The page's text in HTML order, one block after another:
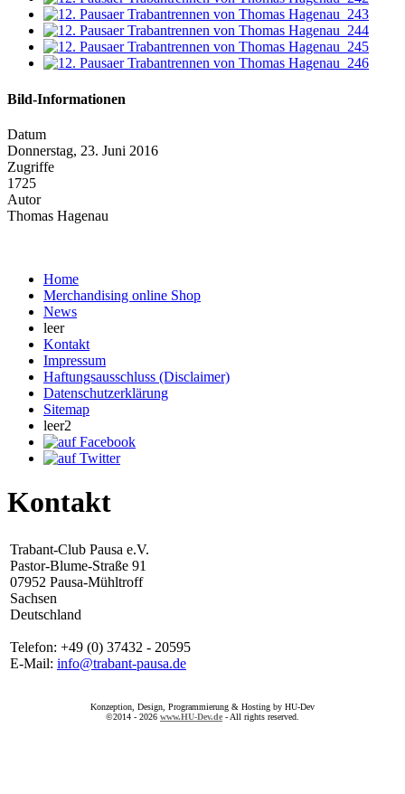
Bild-Informationen
Datum
Donnerstag, 23. Juni 2016
Zugriffe
1725
Autor
Thomas Hagenau
Home
Merchandising online Shop
News
leer
Kontakt
Impressum
Haftungsausschluss (Disclaimer)
Datenschutzerklärung
Sitemap
leer2
Kontakt
Trabant-Club Pausa e.V.
Pastor-Blume-Straße 91
07952 Pausa-Mühltroff
Sachsen
Deutschland
Telefon: +49 (0) 37432 - 20595
E-Mail: info@trabant-pausa.de
Konzeption, Design, Programmierung & Hosting by HU-Dev
©2014 - 2026 www.HU-Dev.de - All rights reserved.